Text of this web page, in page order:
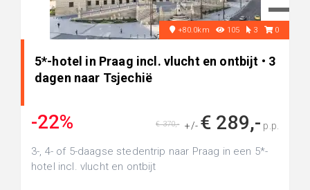
+80.0km 105 3 0
5*-hotel in Praag incl. vlucht en ontbijt • 3
dagen naar Tsjechië
-22% +/- € 289,- p.p.
€ 370,-
3-, 4- of 5-daagse stedentrip naar Praag in een 5*-
hotel incl. vlucht en ontbijt